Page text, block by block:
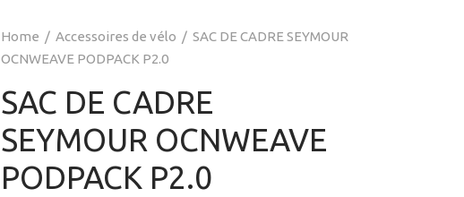
Home / Accessoires de vélo / SAC DE CADRE SEYMOUR
OCNWEAVE PODPACK P2.0
SAC DE CADRE
SEYMOUR OCNWEAVE
PODPACK P2.0